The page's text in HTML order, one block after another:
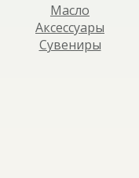
Масло
Аксессуары
Сувениры